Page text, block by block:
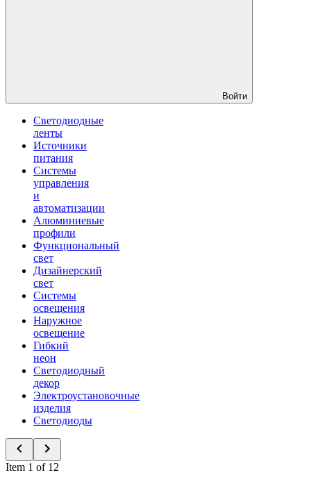
Войти
Светодиодные
ленты
Источники
питания
Системы
управления
и
автоматизации
Алюминиевые
профили
Функциональный
свет
Дизайнерский
свет
Системы
освещения
Наружное
освещение
Гибкий
неон
Светодиодный
декор
Электроустановочные
изделия
Светодиоды
Item 1 of 12